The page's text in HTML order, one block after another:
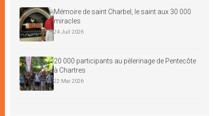
Mémoire de saint Charbel, le saint aux 30 000
miracles
24 Juil 2026
20 000 participants au pèlerinage de Pentecôte
à Chartres
22 Mai 2026